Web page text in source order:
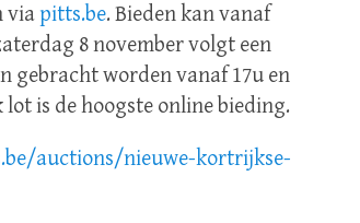
viapitts.be. Bieden kan vanaf
8 november volgt een
gebracht worden vanaf 17u en
is de hoogste online bieding.
auctions/nieuwe-kortrijkse-